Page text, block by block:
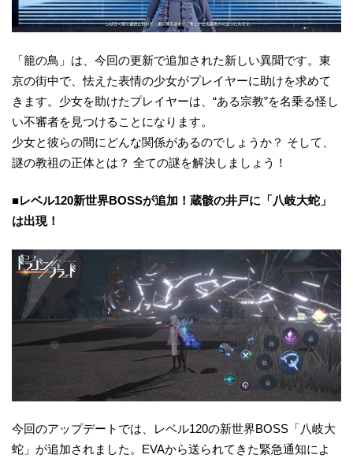
「籠の鳥」は、今回の更新で追加された新しい異聞です。東
京の街中で、怯えた表情の少女がプレイヤーに助けを求めて
きます。少女を助けたプレイヤーは、“ある宗教”を名乗る怪し
い不審者を見つけることになります。
少女と彼らの間にどんな関係があるのでしょうか？ そして、
謎の教祖の正体とは？ 全ての謎を解決しましょう！
■レベル120新世界BOSSが追加！蔵骸の井戸に「八岐大蛇」
は出現！
今回のアップデートでは、レベル120の新世界BOSS「八岐大
蛇」が追加されました。EVAから送られてきた緊急通知によ